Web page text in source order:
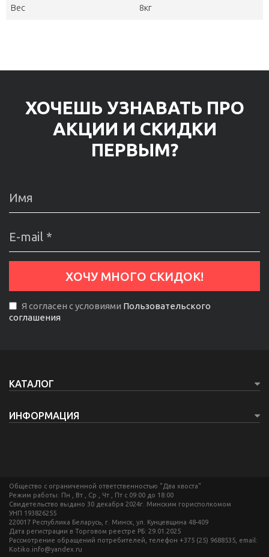
Вес 8кг
ХОЧЕШЬ УЗНАВАТЬ ПРО
АКЦИИ И СКИДКИ
ПЕРВЫМ?
Я согласен с условиями Пользовательского
соглашения
КАТАЛОГ
ИНФОРМАЦИЯ
Общество с ограниченной ответственностью "Два хвоста"
Режим работы: Пн , Вт , Ср , Чт , Пт c 09:00 до 18:00
Свидетельство выдано 30 декабря 2024г. Минским горисполкомом
УНП 193826255
220017 Республика Беларусь, г. Минск, ул. Кунцевщина 48-409
Дата регистрации в Торговом реестре РБ: 29.01.2025
Рассмотрение обращений потребителей, телефон +375 (25) 9688535, email:
Kotiko.info@yandex.ru